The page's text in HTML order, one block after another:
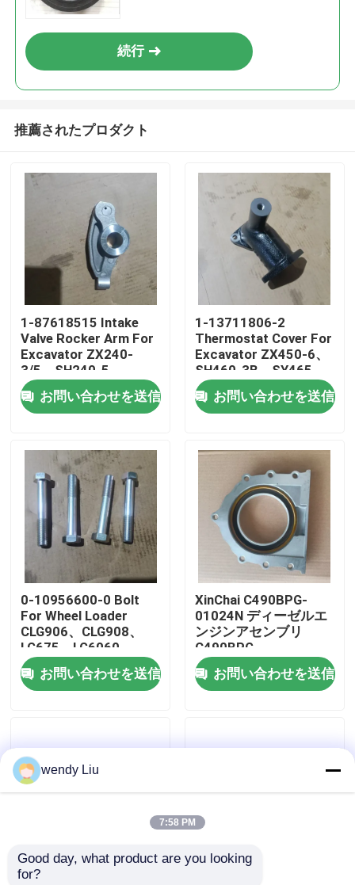
プロダクト
ビデオ
私達について
工場旅行
品質管理
ニュース
ブログ
続行
推薦されたプロダクト
1-87618515 Intake
Valve Rocker Arm For
Excavator ZX240-
3/5、SH240-5、
SY235、SY265 Engine
ZX240、SK330、
CX240
お問い合わせを送信
1-13711806-2
Thermostat Cover For
Excavator ZX450-6、
SH460-3B、SY465、
SY485 Engine 6WG1、
6UZ1、6WF1、6WA1
お問い合わせを送信
0-10956600-0 Bolt
For Wheel Loader
CLG906、CLG908、
LG675、LG6060
Excavator EX60、
EX70 Engine 4JB1、
4JG1
お問い合わせを送信
XinChai C490BPG-
01024N ディーゼルエ
ンジンアセンブリ
C490BPG、
4D27G31、495BPG、
498 用リアクランクシ
ャフトオイルシール
お問い合わせを送信
LGMG
wendy Liu
7:58 PM
Good day, what product are you looking
for?